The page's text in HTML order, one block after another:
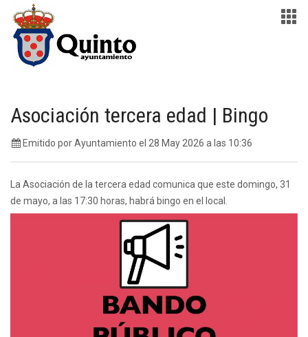
Asociación tercera edad | Bingo
Emitido por Ayuntamiento el 28 May 2026 a las 10:36
La Asociación de la tercera edad comunica que este domingo, 31
de mayo, a las 17:30 horas, habrá bingo en el local.